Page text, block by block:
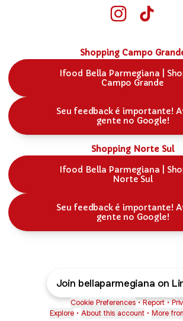
Shopping Campo
Ifood Bella Parmegiana |
Campo Grande
Seu feedback é importante!
gente no Google!
Shopping Norte Sul
Ifood Bella Parmegiana | Shopping
Norte Sul
Seu feedback é importante!
gente no Google!
Join bellaparmegiana on
Cookie Preferences • Report •
Explore • About this account • More